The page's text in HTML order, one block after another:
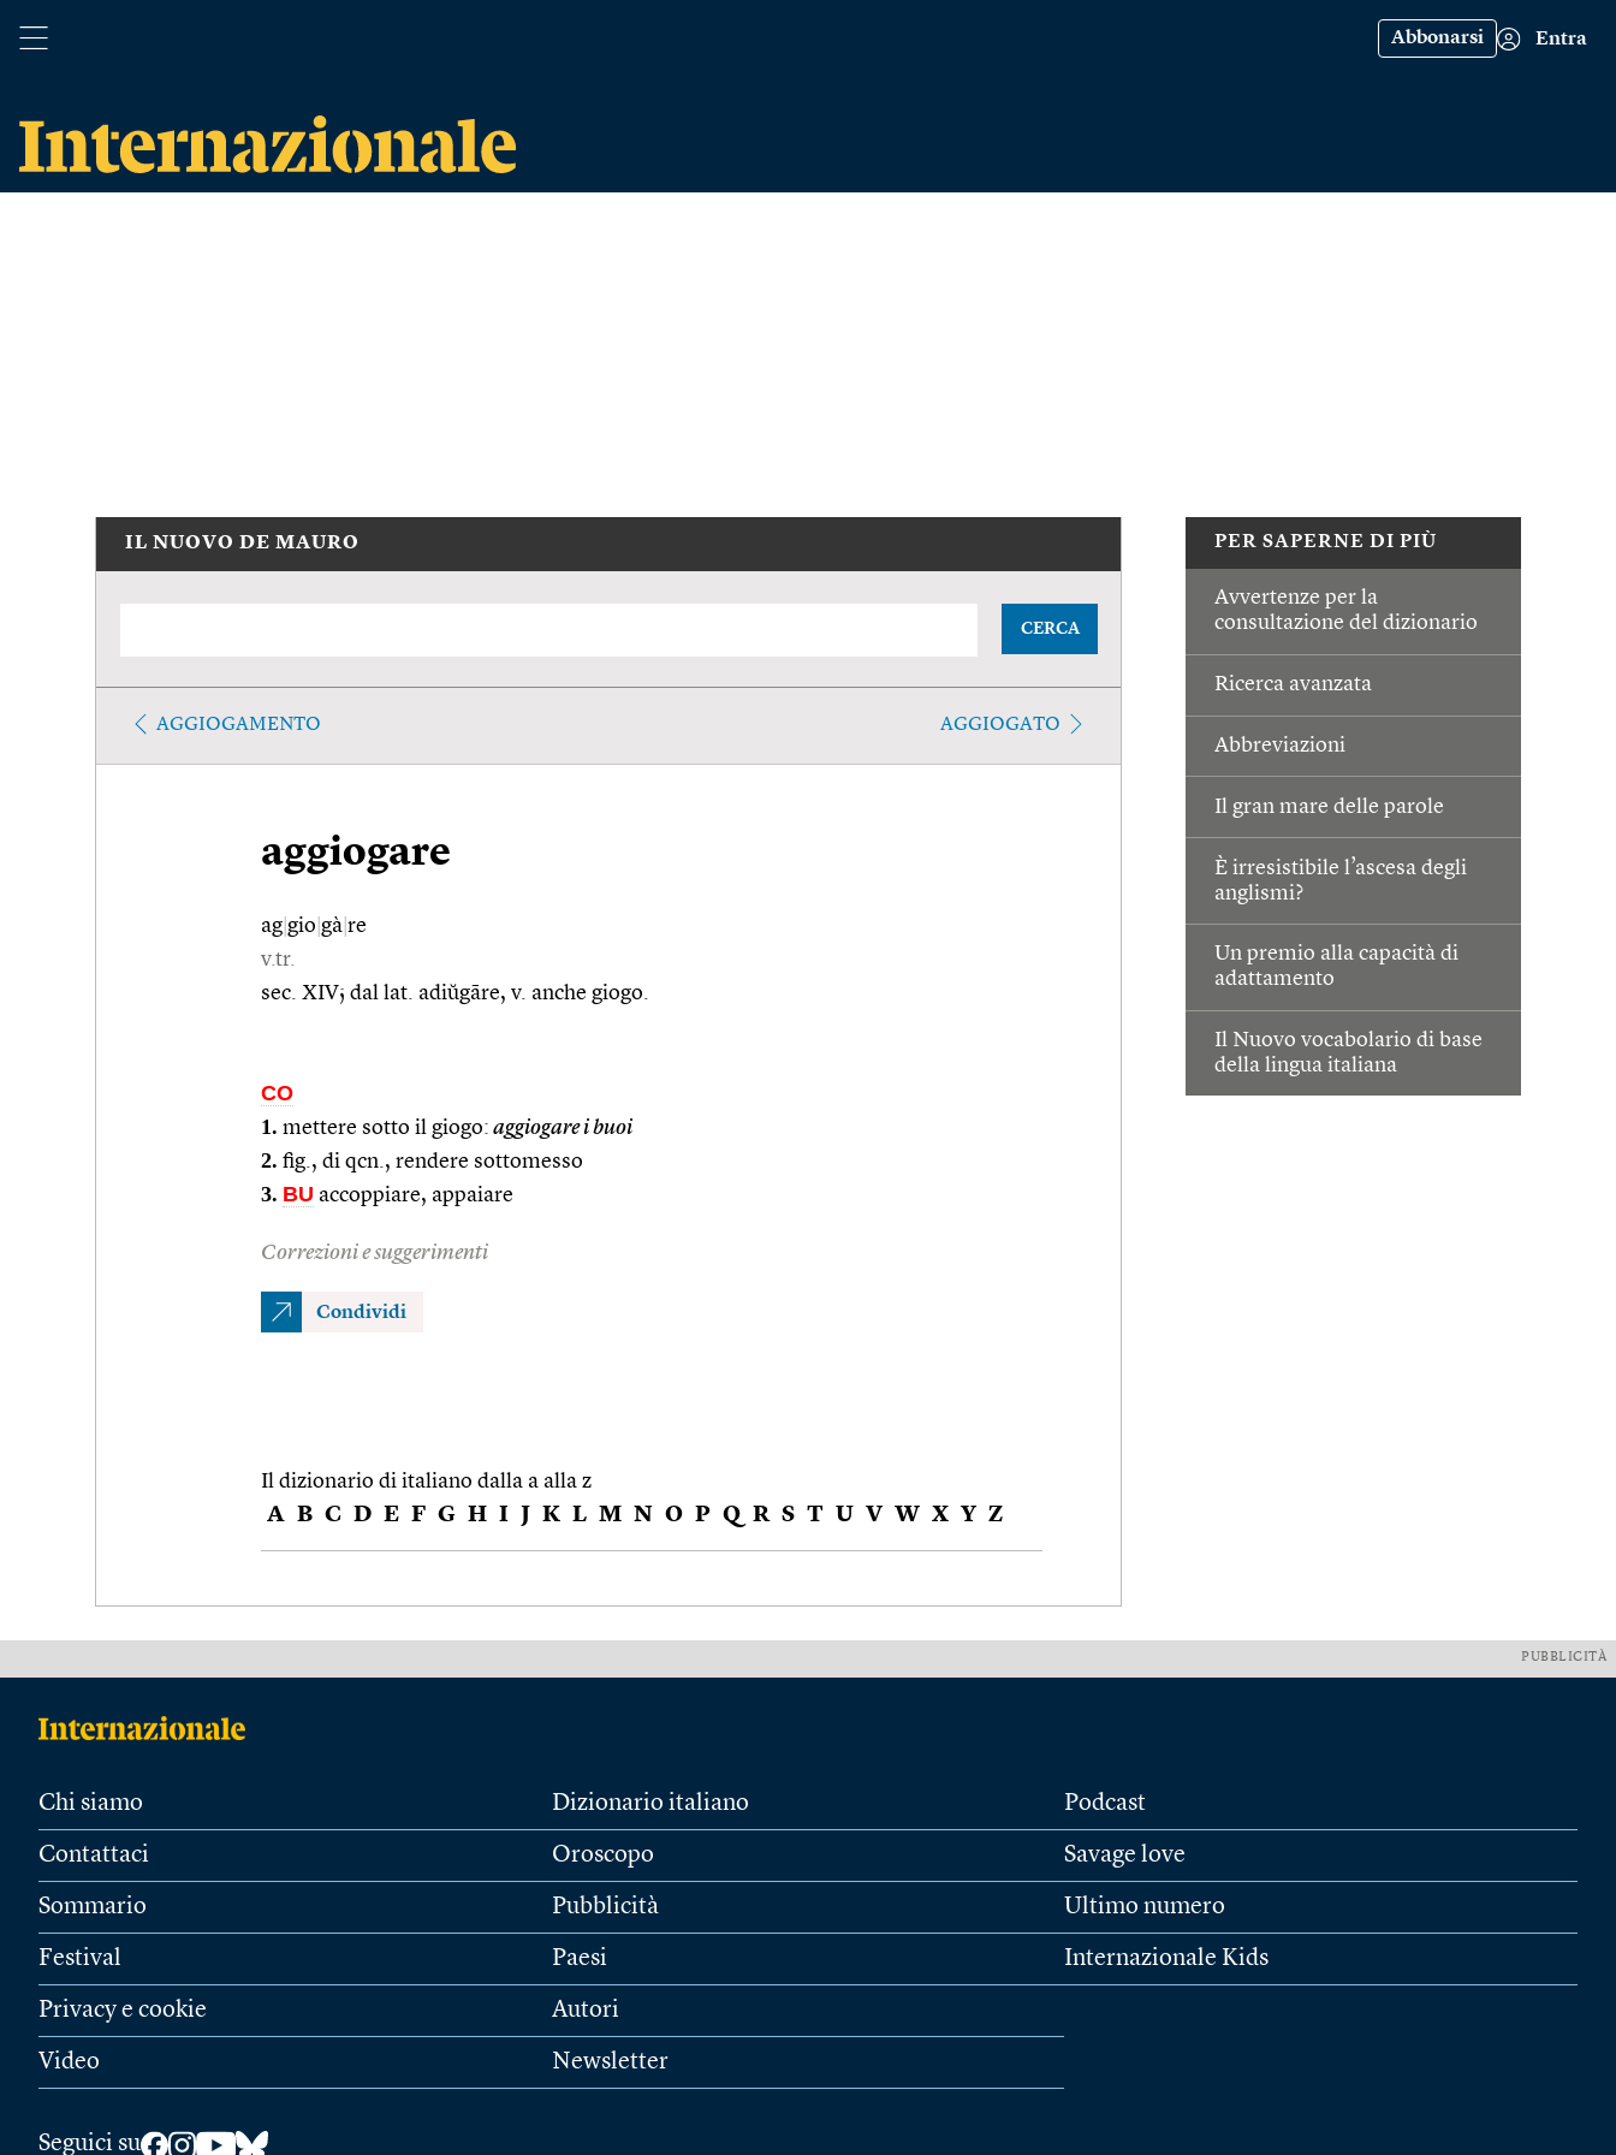
Abbonarsi Entra
PER SAPERNE DI PIÙ
Avvertenze per la
consultazione del dizionario
Ricerca avanzata
Abbreviazioni
Il gran mare delle parole
È irresistibile l’ascesa degli
anglismi?
Un premio alla capacità di
adattamento
Il Nuovo vocabolario di base
della lingua italiana
IL NUOVO DE MAURO
CERCA
AGGIOGAMENTO AGGIOGATO
aggiogare
ag gio gà re
v.tr.
sec. XIV; dal lat. adiŭgāre, v. anche giogo.
CO
1. mettere sotto il giogo: aggiogare i buoi
2. fig., di qcn., rendere sottomesso
3. BU accoppiare, appaiare
Correzioni e suggerimenti
Condividi
Il dizionario di italiano dalla a alla z
A B C D E F G H I J K L M N O P Q R S T U V W X Y Z
PUBBLICITÀ
Chi siamo
Contattaci
Sommario
Festival
Privacy e cookie
Video
Dizionario italiano
Oroscopo
Pubblicità
Paesi
Autori
Newsletter
Podcast
Savage love
Ultimo numero
Internazionale Kids
Seguici su